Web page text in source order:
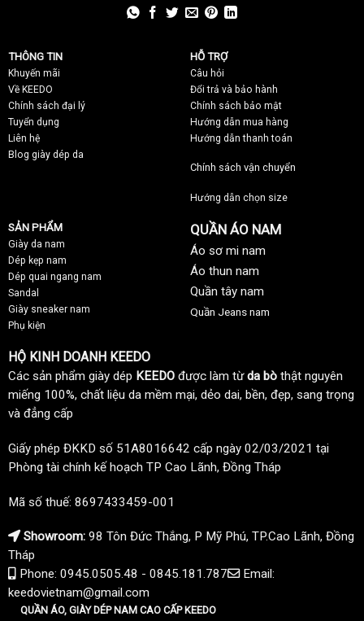
THÔNG TIN
Khuyến mãi
Về KEEDO
Chính sách đại lý
Tuyển dụng
Liên hệ
Blog giày dép da
HỖ TRỢ
Câu hỏi
Đổi trả và bảo hành
Chính sách bảo mật
Hướng dẫn mua hàng
Hướng dẫn thanh toán
Chính sách vận chuyển
Hướng dẫn chọn size
SẢN PHẨM
Giày da nam
Dép kẹp nam
Dép quai ngang nam
Sandal
Giày sneaker nam
Phụ kiện
QUẦN ÁO NAM
Áo sơ mi nam
Áo thun nam
Quần tây nam
Quần Jeans nam
HỘ KINH DOANH KEEDO
Các sản phẩm giày dép KEEDO được làm từda bò thật nguyên
miếng 100%, chất liệu da mềm mại, dẻo dai, bền, đẹp, sang trọng
và đẳng cấp
Giấy phép ĐKKD số 51A8016642 cấp ngày 02/03/2021 tại
Phòng tài chính kế hoạch TP Cao Lãnh, Đồng Tháp
Mã số thuế: 8697433459-001
Showroom: 98 Tôn Đức Thắng, P Mỹ Phú, TP.Cao Lãnh, Đồng
Tháp
Phone: 0945.0505.48 - 0845.181.787
Email:
keedovietnam@gmail.com
QUẦN ÁO, GIÀY DÉP NAM CAO CẤP KEEDO